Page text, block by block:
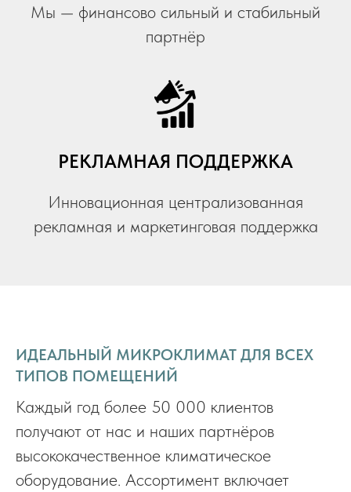
Мы — финансово сильный и стабильный
партнёр
РЕКЛАМНАЯ ПОДДЕРЖКА
Инновационная централизованная
рекламная и маркетинговая поддержка
ИДЕАЛЬНЫЙ МИКРОКЛИМАТ ДЛЯ ВСЕХ
ТИПОВ ПОМЕЩЕНИЙ
Каждый год более 50 000 клиентов
получают от нас и наших партнёров
высококачественное климатическое
оборудование. Ассортимент включает